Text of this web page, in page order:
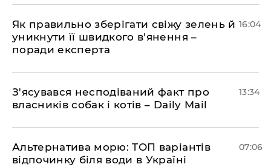
Як правильно зберігати свіжу зелень й
уникнути її швидкого в'янення –
поради експерта
16:04
З'ясувався несподіваний факт про
власників собак і котів – Daily Mail
13:34
Альтернатива морю: ТОП варіантів
відпочинку біля води в Україні
07:06